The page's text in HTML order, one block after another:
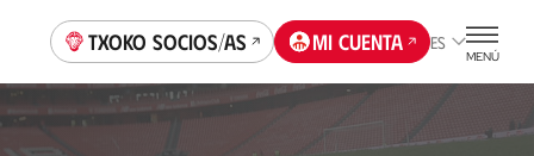
Txoko socios/as Mi cuenta ES
MENÚ